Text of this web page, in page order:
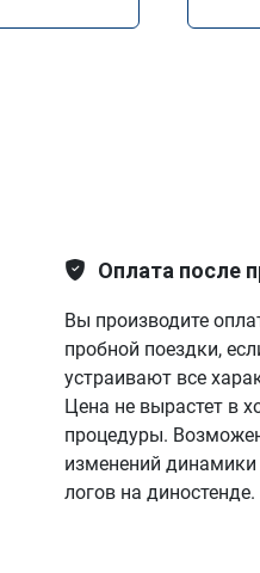
Оплата после
Вы производите
пробной поездки,
устраивают все
Цена не вырастет в
процедуры.
изменений динамики
логов на диностенде.